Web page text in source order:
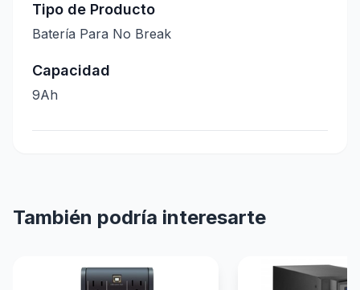
Tipo de Producto
Batería Para No Break
Capacidad
9Ah
También podría interesarte